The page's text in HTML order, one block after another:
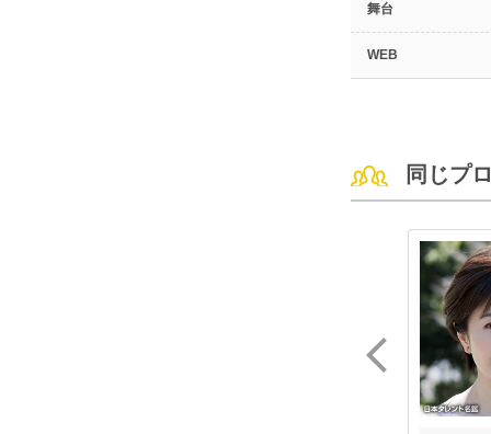
舞台
WEB
同じプ